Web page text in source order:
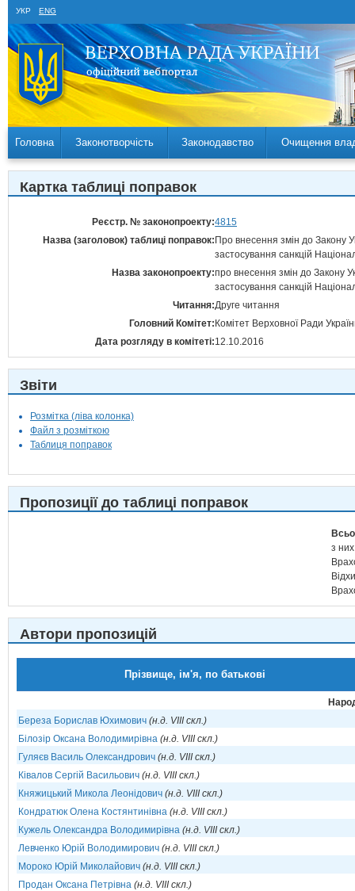
УКР ENG
Головна Законотворчість Законодавство Очищення
Картка таблиці поправок
Реєстр. № законопроекту:4815
Назва (заголовок) таблиці поправок: Про внесення змін до Закону
застосування санкцій
Назва законопроекту:про внесення змін до Закону
застосування санкцій
Читання:Друге читання
Головний Комітет: Комітет Верховної Ради
Дата розгляду в комітеті:12.10.2016
Звіти
Розмітка (ліва колонка)
Файл з розміткою
Таблиця поправок
Пропозиції до таблиці поправок
з
Автори пропозицій
Прізвище, ім'я, по батькові
Береза Борислав Юхимович (н.д. VIII скл.)
Білозір Оксана Володимирівна (н.д. VIII скл.)
Гуляєв Василь Олександрович (н.д. VIII скл.)
Ківалов Сергій Васильович (н.д. VIII скл.)
Княжицький Микола Леонідович (н.д. VIII скл.)
Кондратюк Олена Костянтинівна (н.д. VIII скл.)
Кужель Олександра Володимирівна (н.д. VIII скл.)
Левченко Юрій Володимирович (н.д. VIII скл.)
Мороко Юрій Миколайович (н.д. VIII скл.)
Продан Оксана Петрівна (н.д. VIII скл.)